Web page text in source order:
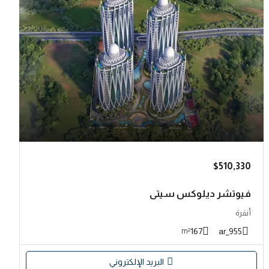
$510,330
فيوتشر ديلوكس سيتي
أنقرة
955_ar
167
m²
البريد الإلكتروني